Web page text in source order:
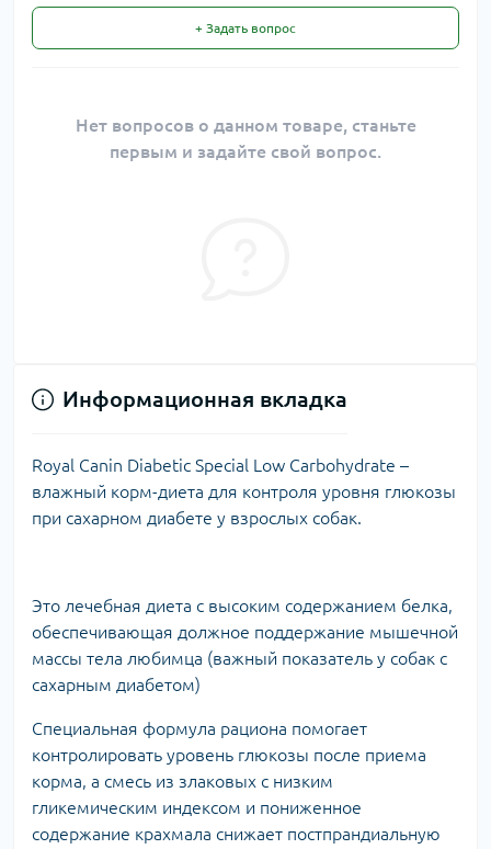
+ Задать вопрос
Нет вопросов о данном товаре, станьте
первым и задайте свой вопрос.
Информационная вкладка
Royal Canin Diabetic Special Low Carbohydrate –
влажный корм-диета для контроля уровня глюкозы
при сахарном диабете у взрослых собак.
Это лечебная диета с высоким содержанием белка,
обеспечивающая должное поддержание мышечной
массы тела любимца (важный показатель у собак с
сахарным диабетом)
Специальная формула рациона помогает
контролировать уровень глюкозы после приема
корма, а смесь из злаковых с низким
гликемическим индексом и пониженное
содержание крахмала снижает постпрандиальную